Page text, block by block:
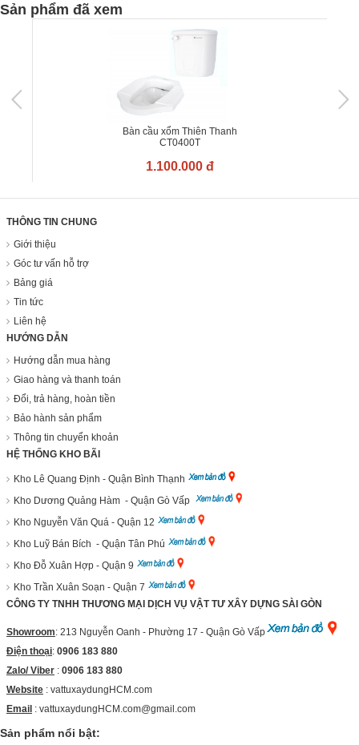
Sản phẩm đã xem
Bàn cầu xổm Thiên Thanh
CT0400T
1.100.000 đ
THÔNG TIN CHUNG
Giới thiệu
Góc tư vấn hỗ trợ
Bảng giá
Tin tức
Liên hệ
HƯỚNG DẪN
Hướng dẫn mua hàng
Giao hàng và thanh toán
Đổi, trả hàng, hoàn tiền
Bảo hành sản phẩm
Thông tin chuyển khoản
HỆ THỐNG KHO BÃI
Kho Lê Quang Định - Quận Bình Thạnh
Kho Dương Quảng Hàm - Quận Gò Vấp
Kho Nguyễn Văn Quá - Quận 12
Kho Luỹ Bán Bích - Quận Tân Phú
Kho Đỗ Xuân Hợp - Quận 9
Kho Trần Xuân Soạn - Quận 7
CÔNG TY TNHH THƯƠNG MẠI DỊCH VỤ VẬT TƯ XÂY DỰNG SÀI GÒN
Showroom: 213 Nguyễn Oanh - Phường 17 - Quận Gò Vấp
Điện thoại: 0906 183 880
Zalo/ Viber : 0906 183 880
Website : vattuxaydungHCM.com
Email : vattuxaydungHCM.com@gmail.com
Sản phẩm nổi bật: